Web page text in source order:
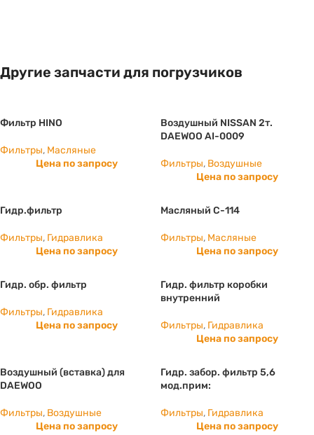
Другие запчасти для погрузчиков
Фильтр HINO
Фильтры, Масляные
Цена по запросу
Воздушный NISSAN 2т.
DAEWOO AI-0009
Фильтры, Воздушные
Цена по запросу
Гидр.фильтр
Фильтры, Гидравлика
Цена по запросу
Масляный С-114
Фильтры, Масляные
Цена по запросу
Гидр. обр. фильтр
Фильтры, Гидравлика
Цена по запросу
Гидр. фильтр коробки
внутренний
Фильтры, Гидравлика
Цена по запросу
Воздушный (вставка) для
DAEWOO
Фильтры, Воздушные
Цена по запросу
Гидр. забор. фильтр 5,6
мод.прим:
Фильтры, Гидравлика
Цена по запросу